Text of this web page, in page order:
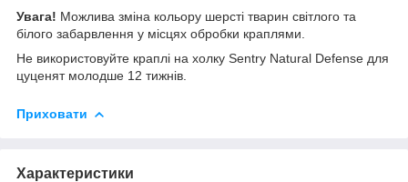
Увага! Можлива зміна кольору шерсті тварин світлого та
білого забарвлення у місцях обробки краплями.
Не використовуйте краплі на холку Sentry Natural Defense для
цуценят молодше 12 тижнів.
Приховати
Характеристики